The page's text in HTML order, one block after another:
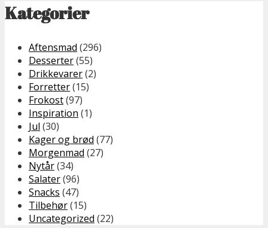
Kategorier
Aftensmad (296)
Desserter(55)
Drikkevarer(2)
Forretter(15)
Frokost(97)
Inspiration (1)
Jul (30)
Kager og brød (77)
Morgenmad (27)
Nytår(34)
Salater(96)
Snacks (47)
Tilbehør(15)
Uncategorized (22)